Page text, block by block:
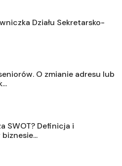
Działu Sekretarsko-
O zmianie adresu lub
SWOT? Definicja i